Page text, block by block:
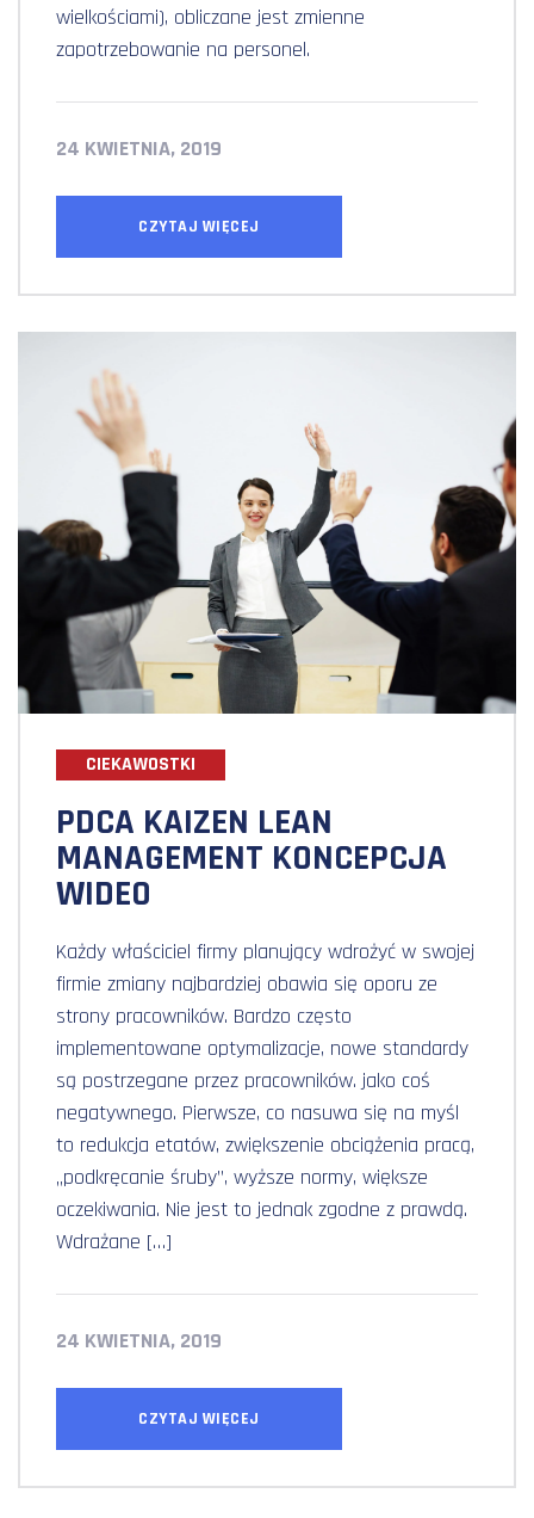
wielkościami), obliczane jest zmienne
zapotrzebowanie na personel.
24 KWIETNIA, 2019
CZYTAJ WIĘCEJ
CIEKAWOSTKI
PDCA KAIZEN LEAN
MANAGEMENT KONCEPCJA
WIDEO
Każdy właściciel firmy planujący wdrożyć w swojej
firmie zmiany najbardziej obawia się oporu ze
strony pracowników. Bardzo często
implementowane optymalizacje, nowe standardy
są postrzegane przez pracowników. jako coś
negatywnego. Pierwsze, co nasuwa się na myśl
to redukcja etatów, zwiększenie obciążenia pracą,
„podkręcanie śruby”, wyższe normy, większe
oczekiwania. Nie jest to jednak zgodne z prawdą.
Wdrażane […]
24 KWIETNIA, 2019
CZYTAJ WIĘCEJ